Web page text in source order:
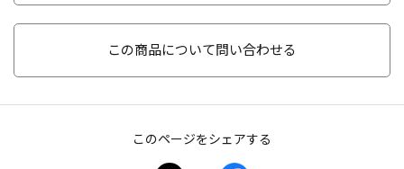
この商品について問い合わせる
このページをシェアする